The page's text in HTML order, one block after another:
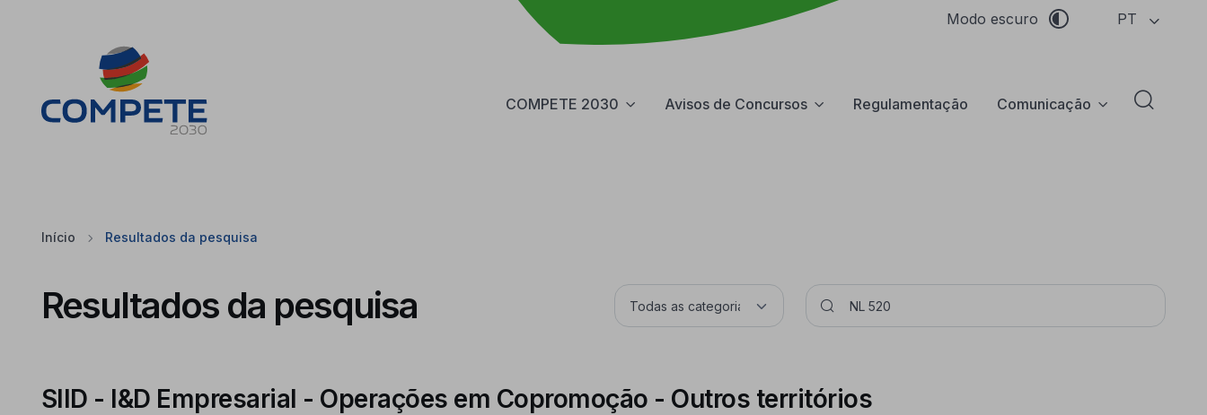
Modo escuro PT
COMPETE 2030 Avisos de Concursos Regulamentação Comunicação Abrir
Início Resultados da pesquisa
Resultados da pesquisa
SIID - I&D Empresarial - Operações em Copromoção - Outros territórios